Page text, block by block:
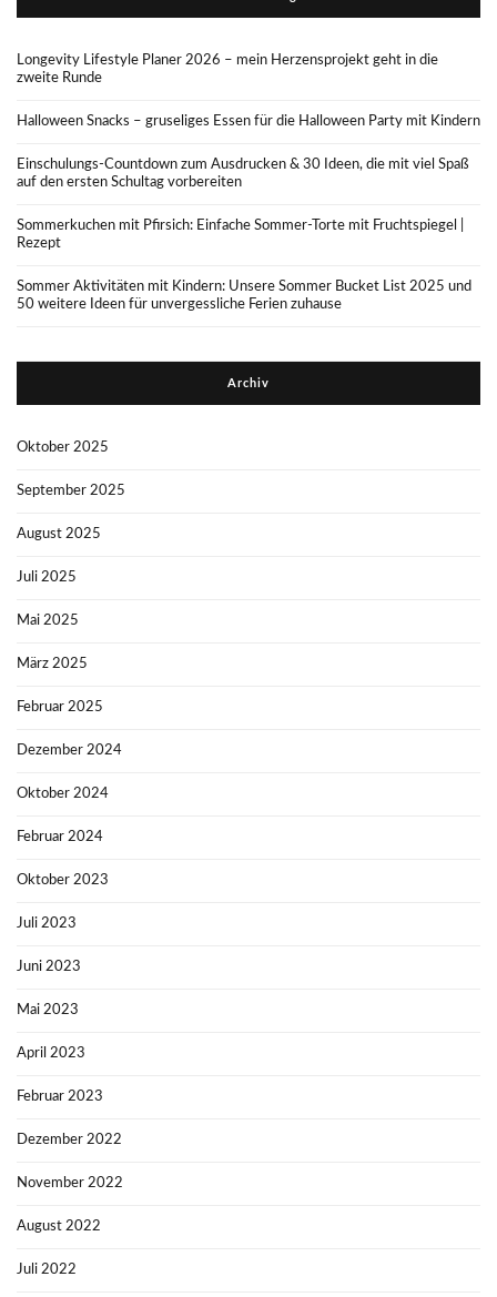
Longevity Lifestyle Planer 2026 – mein Herzensprojekt geht in die
zweite Runde
Halloween Snacks – gruseliges Essen für die Halloween Party mit Kindern
Einschulungs-Countdown zum Ausdrucken & 30 Ideen, die mit viel Spaß
auf den ersten Schultag vorbereiten
Sommerkuchen mit Pfirsich: Einfache Sommer-Torte mit Fruchtspiegel |
Rezept
Sommer Aktivitäten mit Kindern: Unsere Sommer Bucket List 2025 und
50 weitere Ideen für unvergessliche Ferien zuhause
Archiv
Oktober 2025
September 2025
August 2025
Juli 2025
Mai 2025
März 2025
Februar 2025
Dezember 2024
Oktober 2024
Februar 2024
Oktober 2023
Juli 2023
Juni 2023
Mai 2023
April 2023
Februar 2023
Dezember 2022
November 2022
August 2022
Juli 2022